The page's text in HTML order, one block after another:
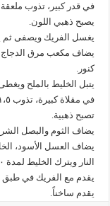
في قدر كبير، تذوب
يصبح ذهبي اللون.
يغسل الفريك ويصفى ثم
كنور.
يتبل الخليط بالملح ويغطى ثم
تصبح ذهبية.
يضاف الثوم والبصل الشرائح
النار ويترك الخليط لمدة ١٠ دقائق حتى يسمك الصوص ويغطي كبد الدجاج.
يقدم مع الفريك في طبق
يقدم ساخناً.